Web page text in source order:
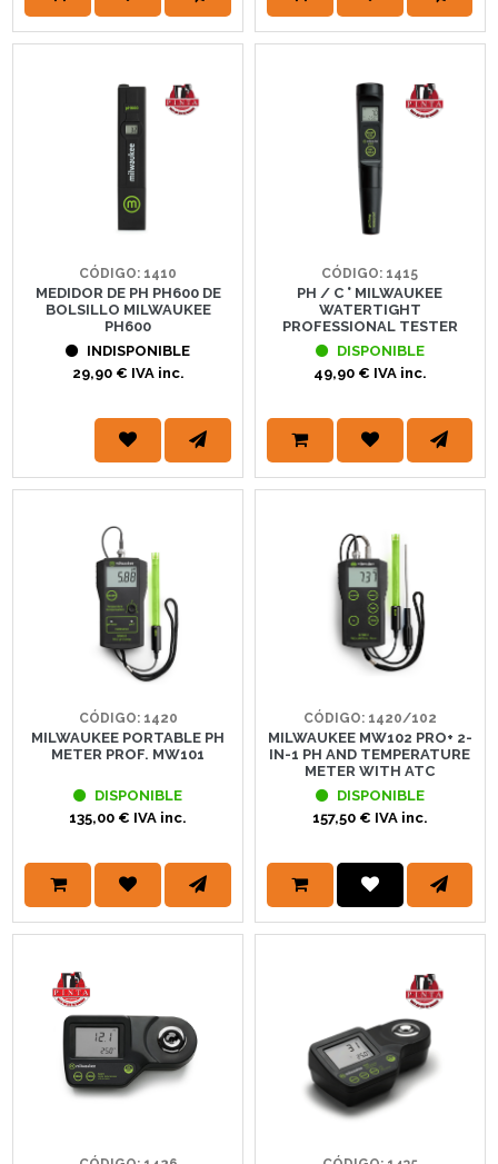
CÓDIGO: 1410
MEDIDOR DE PH PH600 DE
BOLSILLO MILWAUKEE
PH600
INDISPONIBLE
29,90 € IVA inc.
CÓDIGO: 1415
PH / C ° MILWAUKEE
WATERTIGHT
PROFESSIONAL TESTER
DISPONIBLE
49,90 € IVA inc.
CÓDIGO: 1420
MILWAUKEE PORTABLE PH
METER PROF. MW101
DISPONIBLE
135,00 € IVA inc.
CÓDIGO: 1420/102
MILWAUKEE MW102 PRO+ 2-
IN-1 PH AND TEMPERATURE
METER WITH ATC
DISPONIBLE
157,50 € IVA inc.